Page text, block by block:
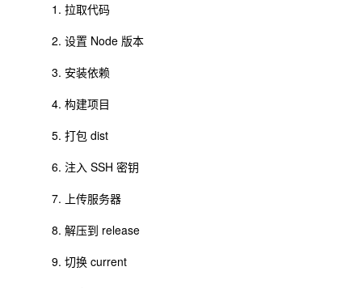
拉取代码
设置 Node 版本
安装依赖
构建项目
打包 dist
注入 SSH 密钥
上传服务器
解压到 release
切换 current